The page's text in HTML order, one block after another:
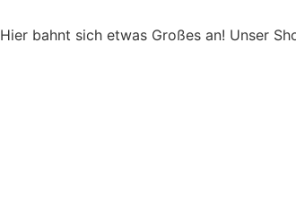
Hier bahnt sich etwas Großes an! Unser